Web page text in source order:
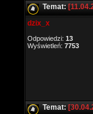
Temat:
dzix_x
Odpowiedzi: 13
Wyświetleń: 7753
Temat: